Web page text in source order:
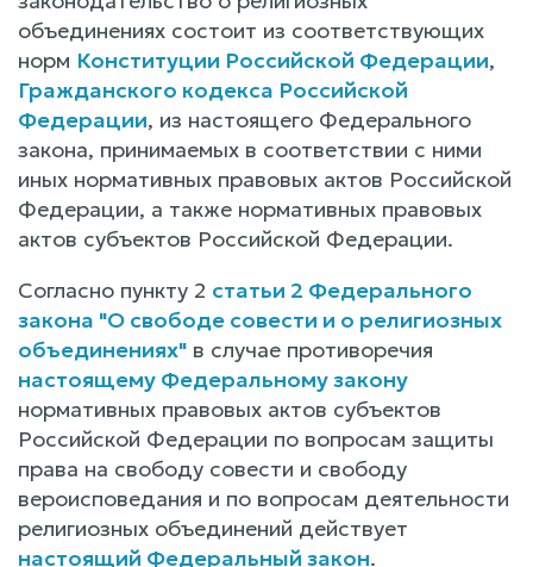
объединениях состоит из соответствующих
норм Конституции Российской Федерации,
Гражданского кодекса Российской
Федерации, из настоящего Федерального
закона, принимаемых в соответствии с ними
иных нормативных правовых актов Российской
Федерации, а также нормативных правовых
актов субъектов Российской Федерации.
Согласно пункту 2 статьи 2 Федерального
закона "О свободе совести и о религиозных
объединениях" в случае противоречия
настоящему Федеральному закону
нормативных правовых актов субъектов
Российской Федерации по вопросам защиты
права на свободу совести и свободу
вероисповедания и по вопросам деятельности
религиозных объединений действует
настоящий Федеральный закон.